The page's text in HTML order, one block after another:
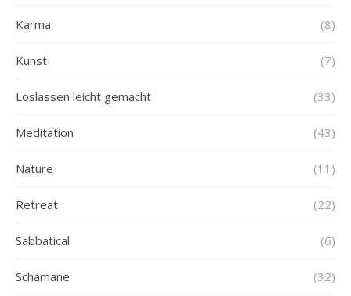
Karma (8)
Kunst (7)
Loslassen leicht gemacht (33)
Meditation (43)
Nature (11)
Retreat (22)
Sabbatical (6)
Schamane (32)